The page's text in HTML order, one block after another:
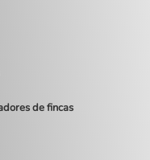
de fincas